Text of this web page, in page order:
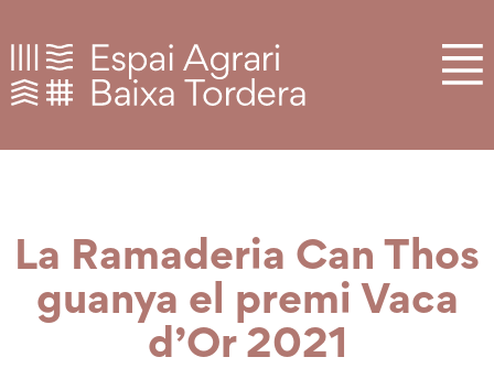
La Ramaderia Can Thos
guanya el premi Vaca
d’Or 2021